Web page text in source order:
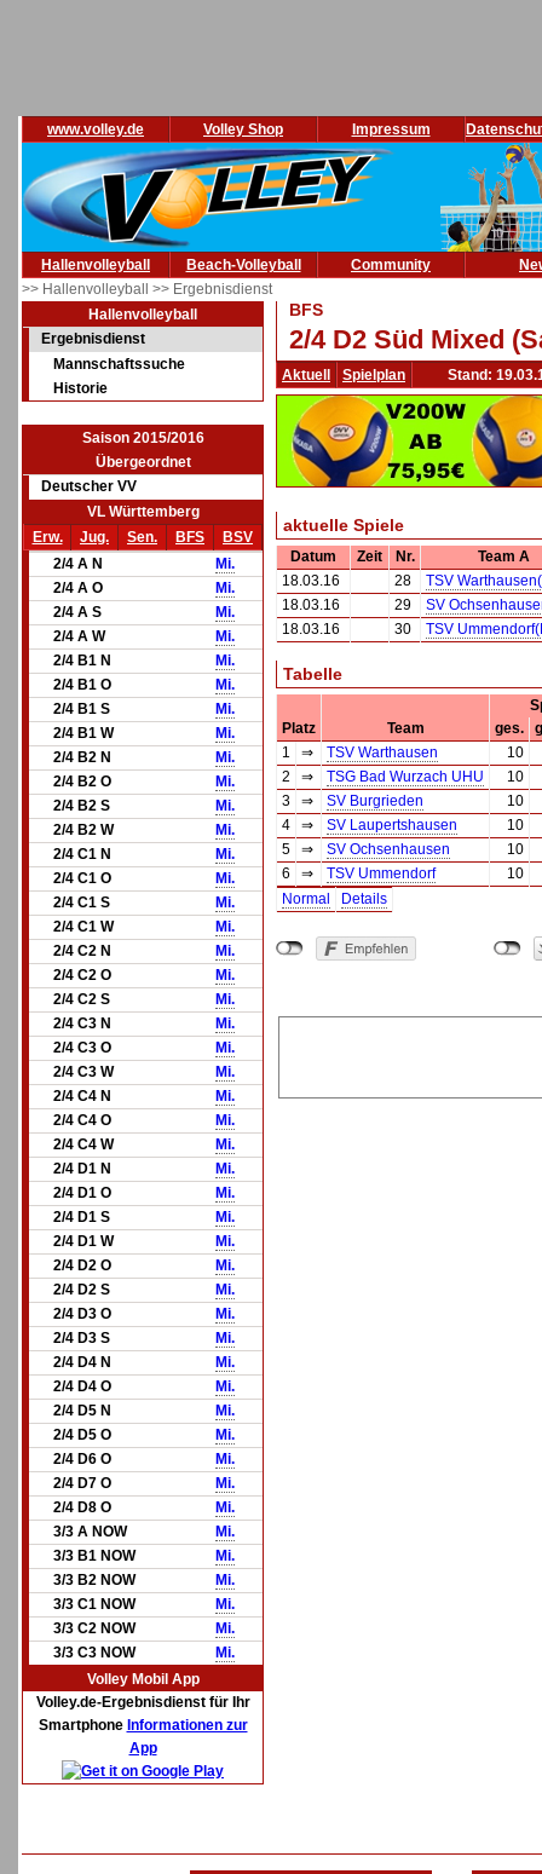
www.volley.de Volley Shop Impressum
Hallenvolleyball Beach-Volleyball Community
>> Hallenvolleyball >> Ergebnisdienst
Hallenvolleyball
Ergebnisdienst
Mannschaftssuche
Historie
Saison 2015/2016
Übergeordnet
Deutscher VV
VL Württemberg
Erw.
Jug. Sen. BFS
BSV
2/4 A N
Mi.
2/4 A O
Mi.
2/4 A S
Mi.
2/4 A W
Mi.
2/4 B1 N
Mi.
2/4 B1 O
Mi.
2/4 B1 S
Mi.
2/4 B1 W
Mi.
2/4 B2 N
Mi.
2/4 B2 O
Mi.
2/4 B2 S
Mi.
2/4 B2 W
Mi.
2/4 C1 N
Mi.
2/4 C1 O
Mi.
2/4 C1 S
Mi.
2/4 C1 W
Mi.
2/4 C2 N
Mi.
2/4 C2 O
Mi.
2/4 C2 S
Mi.
2/4 C3 N
Mi.
2/4 C3 O
Mi.
2/4 C3 W
Mi.
2/4 C4 N
Mi.
2/4 C4 O
Mi.
2/4 C4 W
Mi.
2/4 D1 N
Mi.
2/4 D1 O
Mi.
2/4 D1 S
Mi.
2/4 D1 W
Mi.
2/4 D2 O
Mi.
2/4 D2 S
Mi.
2/4 D3 O
Mi.
2/4 D3 S
Mi.
2/4 D4 N
Mi.
2/4 D4 O
Mi.
2/4 D5 N
Mi.
2/4 D5 O
Mi.
2/4 D6 O
Mi.
2/4 D7 O
Mi.
2/4 D8 O
Mi.
3/3 A NOW
Mi.
3/3 B1 NOW
Mi.
3/3 B2 NOW
Mi.
3/3 C1 NOW
Mi.
3/3 C2 NOW
Mi.
3/3 C3 NOW
Mi.
Volley Mobil App
Volley.de-Ergebnisdienst für Ihr
Smartphone Informationen zur
App
BFS
2/4 D2 Süd Mixed
Aktuell Spielplan Stand:
aktuelle Spiele
Datum Zeit Nr.
Team A
18.03.16
28
TSV
18.03.16
29
SV
18.03.16
30 TSV
Tabelle
Platz
Team ges.
1
⇒ TSV Warthausen
10
2
⇒ TSG Bad Wurzach UHU
10
3
⇒ SV Burgrieden
10
4
⇒ SV Laupertshausen
10
5
⇒ SV Ochsenhausen
10
6
⇒ TSV Ummendorf
10
Normal
Details